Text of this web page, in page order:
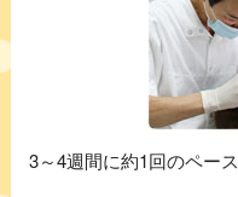
3～4週間に約1回のペー